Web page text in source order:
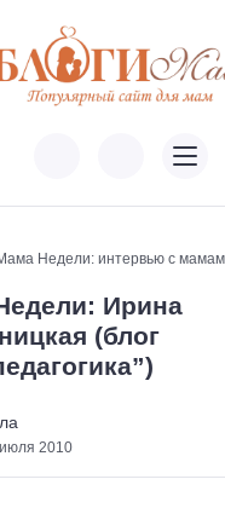
Недели: интервью с
Ирина
(блог
2010